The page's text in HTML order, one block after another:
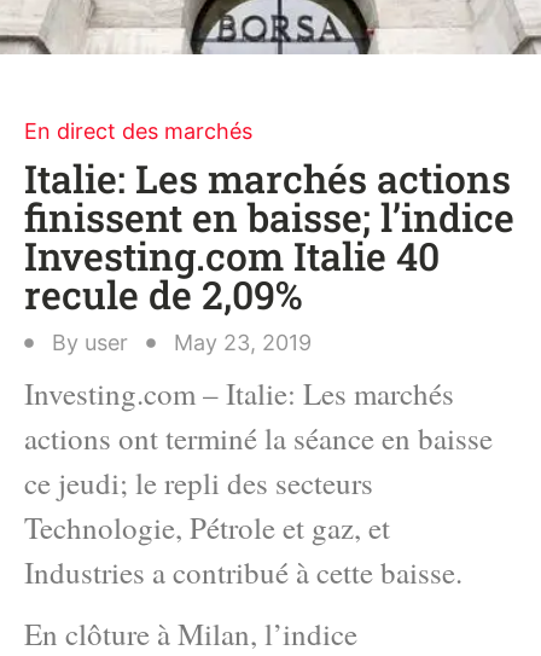
En direct des marchés
Italie: Les marchés actions
finissent en baisse; l’indice
Investing.com Italie 40
recule de 2,09%
By user May 23, 2019
Investing.com – Italie: Les marchés
actions ont terminé la séance en baisse
ce jeudi; le repli des secteurs
Technologie, Pétrole et gaz, et
Industries a contribué à cette baisse.
En clôture à Milan, l’indice